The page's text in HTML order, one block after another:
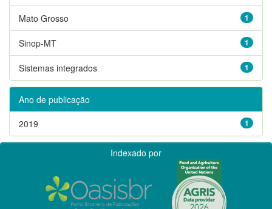
1
Mato Grosso
1
Sinop-MT
1
Sistemas integrados
Ano de publicação
1
2019
Indexado por